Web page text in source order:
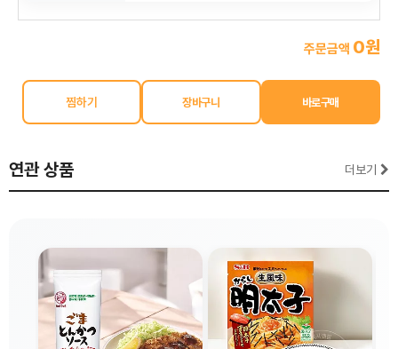
주문금액 0원
찜하기
연관 상품 더보기